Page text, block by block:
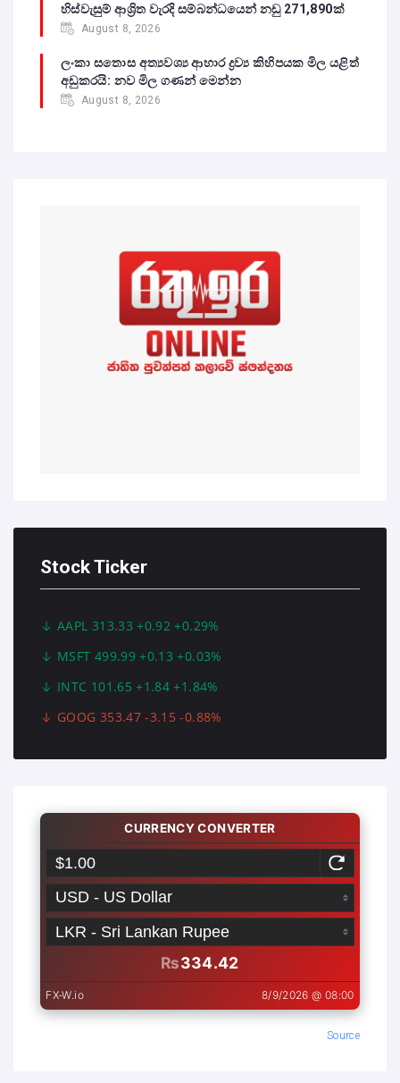
හිස්වැසුම් ආශ්‍රිත වැරදි සම්බන්ධයෙන් නඩු 271,890ක්
August 8, 2026
ලංකා සතොස අත්‍යවශ්‍ය ආහාර ද්‍රව්‍ය කිහිපයක මිල යළිත්
අඩුකරයි: නව මිල ගණන් මෙන්න
August 8, 2026
Stock Ticker
AAPL 313.33 +0.92 +0.29%
MSFT 499.99 +0.13 +0.03%
INTC 101.65 +1.84 +1.84%
GOOG 353.47 -3.15 -0.88%
Source